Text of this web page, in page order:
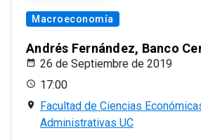
Macroeconomía
Andrés Fernández, Banco
26 de Septiembre de 2019
17:00
Facultad de Ciencias
Administrativas UC